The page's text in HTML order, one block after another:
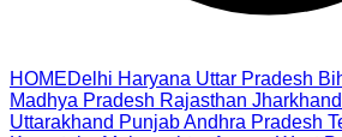
HOMEDelhi Haryana Uttar Pradesh
Madhya Pradesh Rajasthan Jharkhand
Uttarakhand PunjabAndhra Pradesh